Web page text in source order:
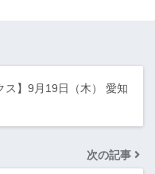
ス】9月19日（木） 愛知
次の記事